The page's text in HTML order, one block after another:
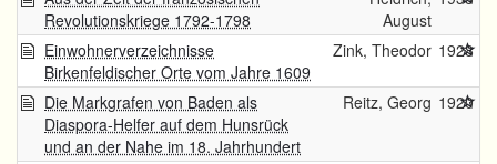
Revolutionskriege 1792-1798
August
Einwohnerverzeichnisse
Birkenfeldischer Orte vom Jahre 1609
Zink, Theodor 1928
Die Markgrafen von Baden als
Diaspora-Helfer auf dem Hunsrück
und an der Nahe im 18. Jahrhundert
Reitz, Georg 1920